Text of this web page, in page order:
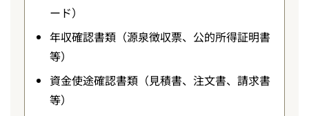
ード）
年収確認書類（源泉徴収票、公的所得証明書
等）
資金使途確認書類（見積書、注文書、請求書
等）